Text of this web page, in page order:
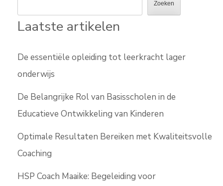
Zoeken
Laatste artikelen
De essentiële opleiding tot leerkracht lager
onderwijs
De Belangrijke Rol van Basisscholen in de
Educatieve Ontwikkeling van Kinderen
Optimale Resultaten Bereiken met Kwaliteitsvolle
Coaching
HSP Coach Maaike: Begeleiding voor